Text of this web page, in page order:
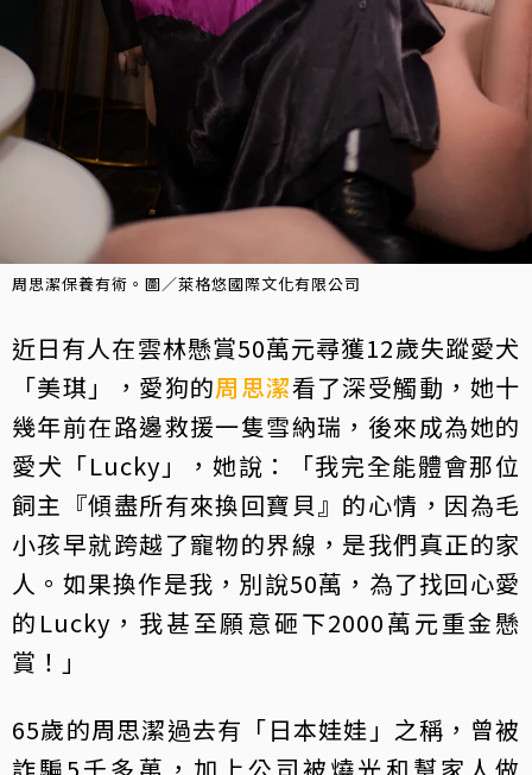
周思潔保養有術。圖／萊格悠國際文化有限公司
近日有人在雲林懸賞50萬元尋獲12歲失蹤愛犬
「美琪」，愛狗的周思潔看了深受觸動，她十
幾年前在路邊救援一隻雪納瑞，後來成為她的
愛犬「Lucky」，她說：「我完全能體會那位
飼主『傾盡所有來換回寶貝』的心情，因為毛
小孩早就跨越了寵物的界線，是我們真正的家
人。如果換作是我，別說50萬，為了找回心愛
的Lucky，我甚至願意砸下2000萬元重金懸
賞！」
65歲的周思潔過去有「日本娃娃」之稱，曾被